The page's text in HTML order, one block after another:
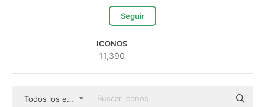
Seguir
ICONOS
11,390
Todos los estilos